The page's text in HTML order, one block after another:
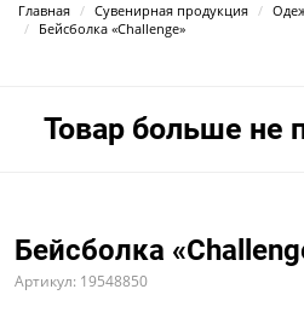
Главная Сувенирная продукция
Бейсболка «Challenge»
Товар больше не
Бейсболка
Артикул: 19548850